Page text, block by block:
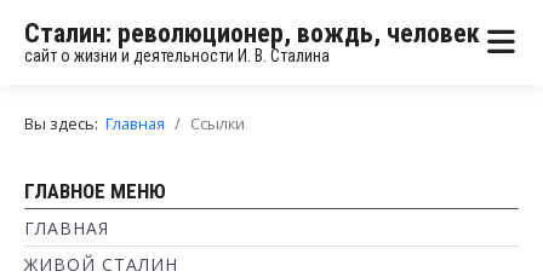
Сталин: революционер, вождь, человек
сайт о жизни и деятельности И. В. Сталина
Вы здесь: Главная Ссылки
ГЛАВНОЕ МЕНЮ
ГЛАВНАЯ
ЖИВОЙ СТАЛИН